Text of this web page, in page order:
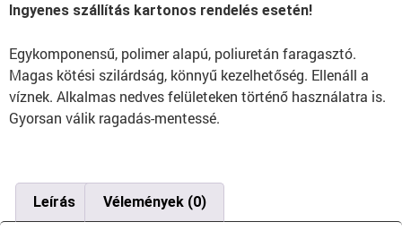
Ingyenes szállítás kartonos rendelés esetén!
Egykomponensű, polimer alapú, poliuretán faragasztó.
Magas kötési szilárdság, könnyű kezelhetőség. Ellenáll a
víznek. Alkalmas nedves felületeken történő használatra is.
Gyorsan válik ragadás-mentessé.
Leírás Vélemények (0)